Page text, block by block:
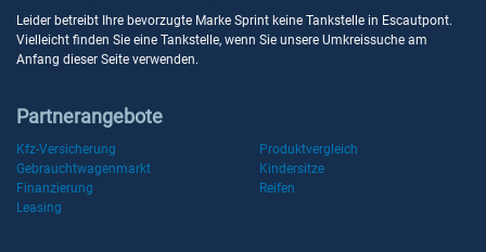
Leider betreibt Ihre bevorzugte Marke Sprint keine Tankstelle in Escautpont.
Vielleicht finden Sie eine Tankstelle, wenn Sie unsere Umkreissuche am
Anfang dieser Seite verwenden.
Partnerangebote
Kfz-Versicherung
Produktvergleich
Gebrauchtwagenmarkt
Kindersitze
Finanzierung
Reifen
Leasing